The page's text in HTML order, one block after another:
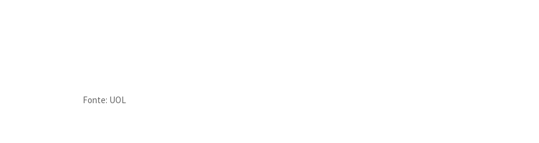
Fonte: UOL